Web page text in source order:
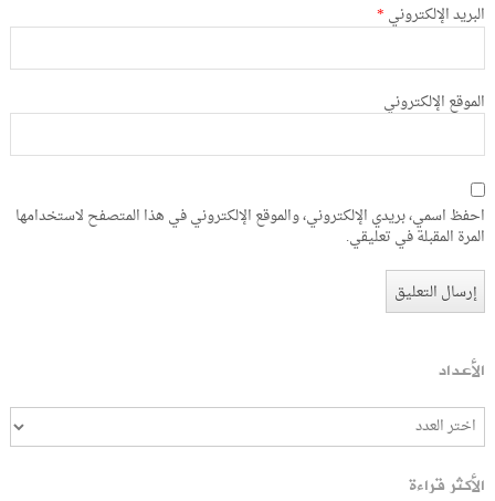
البريد الإلكتروني *
الموقع الإلكتروني
احفظ اسمي، بريدي الإلكتروني، والموقع الإلكتروني في هذا المتصفح لاستخدامها
المرة المقبلة في تعليقي.
الأعداد
الأكثر قراءة